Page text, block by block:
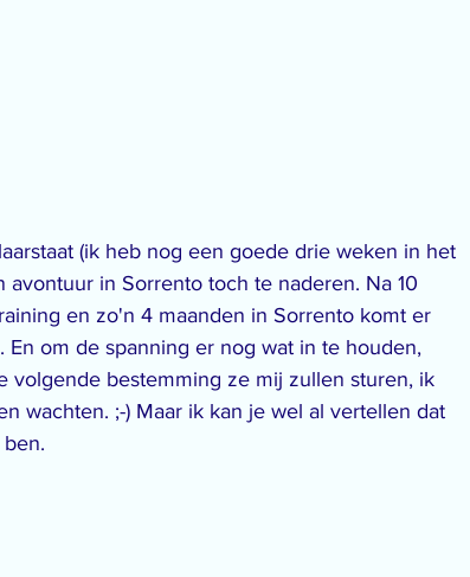
(ik heb nog een goede drie weken in het
in Sorrento toch te naderen. Na 10
en zo'n 4 maanden in Sorrento komt er
om de spanning er nog wat in te houden,
volgende bestemming ze mij zullen sturen, ik
wachten. ;-) Maar ik kan je wel al vertellen dat